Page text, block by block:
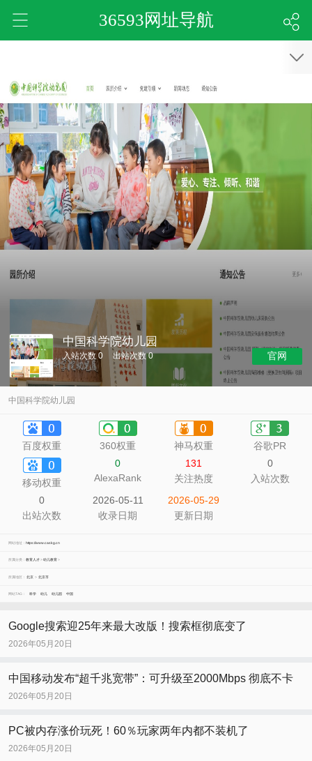
36593网址导航
中国科学院幼儿园
入站次数 0 出站次数 0 官网
中国科学院幼儿园
百度权重 360权重 神马权重 谷歌PR
移动权重
0
AlexaRank
131
关注热度
0
入站次数
0
出站次数
2026-05-11
收录日期
2026-05-29
更新日期
网站地址： https://www.caskg.cn
所属分类： 教育人才>幼儿教育>
所属地区： 北京> 北京市
网站TAG： 科学 幼儿 幼儿园 中国
Google搜索迎25年来最大改版！搜索框彻底变了
2026年05月20日
中国移动发布“超千兆宽带”：可升级至2000Mbps 彻底不卡
2026年05月20日
PC被内存涨价玩死！60％玩家两年内都不装机了
2026年05月20日